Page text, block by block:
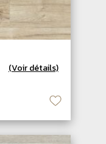
(Voir détails)
♡